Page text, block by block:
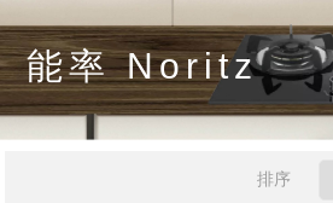
能率 Noritz
排序